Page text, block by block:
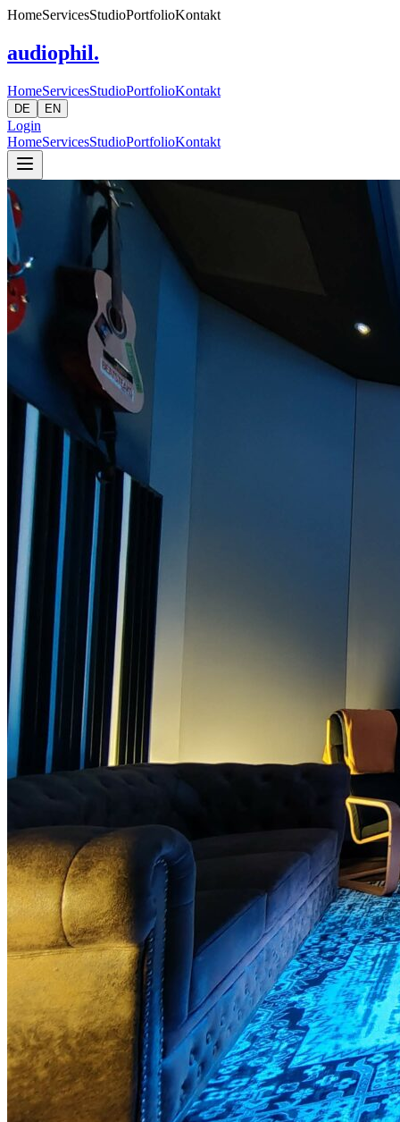
HomeServicesStudioPortfolioKontakt
audiophil.
HomeServicesStudioPortfolioKontakt
DE EN
Login
HomeServicesStudioPortfolioKontakt